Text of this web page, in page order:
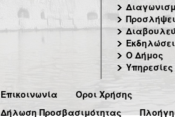
Ο Δήμος
Υπηρεσίες
Επικοινωνία
Όροι Χρήσης
Δήλωση Προσβασιμότητας